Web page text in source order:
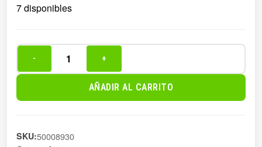
7 disponibles
DE
CON
- +
AÑADIR AL CARRITO
SKU:50008930